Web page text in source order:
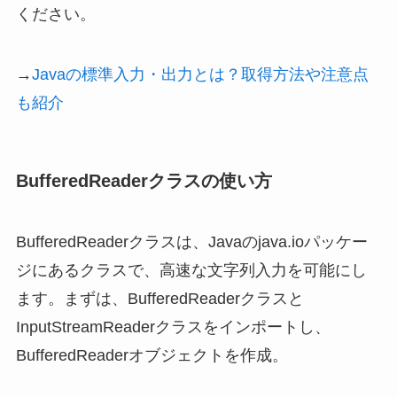
ください。
→Javaの標準入力・出力とは？取得方法や注意点
も紹介
BufferedReaderクラスの使い方
BufferedReaderクラスは、Javaのjava.ioパッケー
ジにあるクラスで、高速な文字列入力を可能にし
ます。まずは、BufferedReaderクラスと
InputStreamReaderクラスをインポートし、
BufferedReaderオブジェクトを作成。